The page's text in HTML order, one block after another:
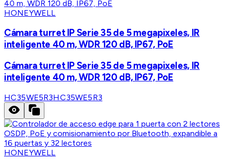
HONEYWELL
Cámara turret IP Serie 35 de 5 megapixeles, IR
inteligente 40 m, WDR 120 dB, IP67, PoE
Cámara turret IP Serie 35 de 5 megapixeles, IR
inteligente 40 m, WDR 120 dB, IP67, PoE
HC35WE5R3HC35WE5R3
HONEYWELL